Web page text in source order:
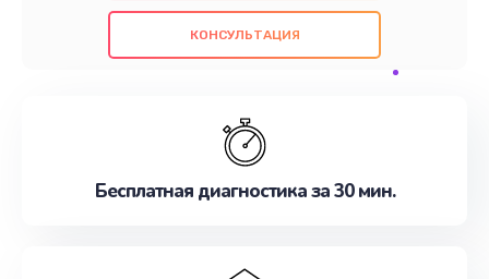
также гарантируем качество всех
проведенных работ. Наша цель - предоставить
наилучшим образом. Не медлите записаться на
КОНСУЛЬТАЦИЯ
Бесплатная диагностика за 30 мин.